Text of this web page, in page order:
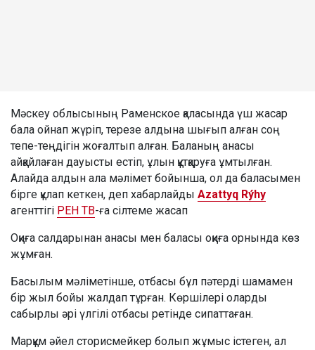
Мәскеу облысының Раменское қаласында үш жасар
бала ойнап жүріп, терезе алдына шығып алған соң
тепе-теңдігін жоғалтып алған. Баланың анасы
айқайлаған дауысты естіп, ұлын құтқаруға ұмтылған.
Алайда алдын ала мәлімет бойынша, ол да баласымен
бірге құлап кеткен, деп хабарлайды Azattyq Rýhy
агенттігі РЕН ТВ-ға сілтеме жасап
Оқиға салдарынан анасы мен баласы оқиға орнында көз
жұмған.
Басылым мәліметінше, отбасы бұл пәтерді шамамен
бір жыл бойы жалдап тұрған. Көршілері оларды
сабырлы әрі үлгілі отбасы ретінде сипаттаған.
Марқұм әйел сторисмейкер болып жұмыс істеген, ал